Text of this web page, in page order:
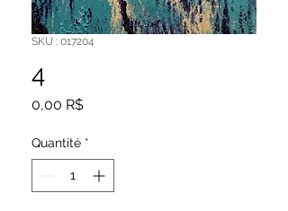
SKU : 017204
4
0,00 R$Prix
Quantité *